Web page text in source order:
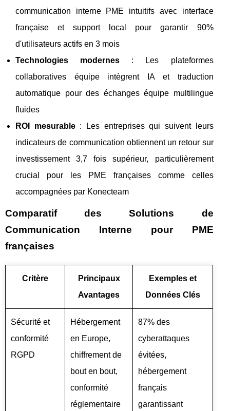
communication interne PME intuitifs avec interface
française et support local pour garantir 90%
d'utilisateurs actifs en 3 mois
Technologies modernes : Les plateformes
collaboratives équipe intègrent IA et traduction
automatique pour des échanges équipe multilingue
fluides
ROI mesurable: Les entreprises qui suivent leurs
indicateurs de communication obtiennent un retour sur
investissement 3,7 fois supérieur, particulièrement
crucial pour les PME françaises comme celles
accompagnées par Konecteam
Comparatif des Solutions de
Communication Interne pour PME
françaises
Critère
Principaux
Avantages
Exemples et
Données Clés
Sécurité et
conformité
RGPD
Hébergement
en Europe,
chiffrement de
bout en bout,
conformité
réglementaire
87% des
cyberattaques
évitées,
hébergement
français
garantissant